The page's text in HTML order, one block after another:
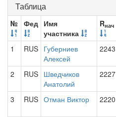
Таблица
№ Фед Имя
участника
Rнач
1
RUS Губерниев
Алексей
2243
2 RUS Шведчиков
Анатолий
2227
3 RUS Отман Виктор 2220